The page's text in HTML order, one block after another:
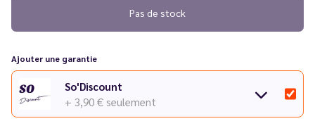
Pas de stock
Ajouter une garantie
So'Discount
+ 3,90 € seulement